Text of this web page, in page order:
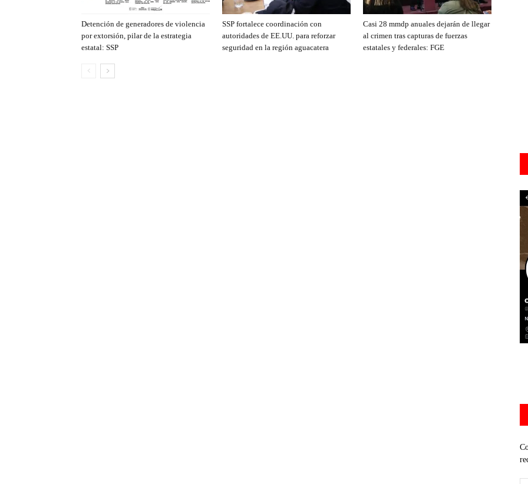
Detención de generadores de violencia
por extorsión, pilar de la estrategia
estatal: SSP
SSP fortalece coordinación con
autoridades de EE.UU. para reforzar
seguridad en la región aguacatera
Casi 28 mmdp anuales dejarán de llegar
al crimen tras capturas de fuerzas
estatales y federales: FGE